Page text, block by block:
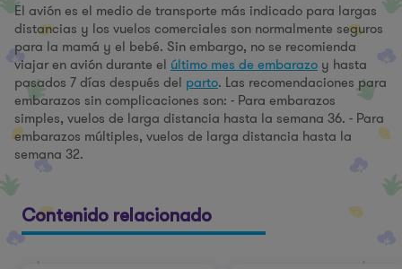
El avión es el medio de transporte más indicado para largas
distancias y los vuelos comerciales son normalmente seguros
para la mamá y el bebé. Sin embargo, no se recomienda
viajar en avión durante el último mes de embarazo y hasta
pasados 7 días después del parto. Las recomendaciones para
embarazos sin complicaciones son: - Para embarazos
simples, vuelos de larga distancia hasta la semana 36. - Para
embarazos múltiples, vuelos de larga distancia hasta la
semana 32.
Contenido relacionado